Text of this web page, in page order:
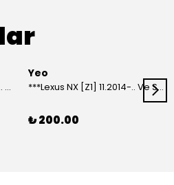
***Lexus GX 460 [J1] 11.2009-.. Ve Sonrası Model Yılları İçin Uyumlu Yeo Arka Silecek
Yeo
***Lexus NX [Z1] 11.2014-.. Ve Sonrası Model Yılları İçin Uyumlu Yeo Arka Silecek
₺ 200.00